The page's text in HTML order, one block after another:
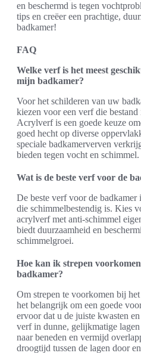
en beschermd is tegen
tips en creëer een prachtige,
badkamer!
FAQ
Welke verf is het meest
mijn badkamer?
Voor het schilderen van uw
kiezen voor een verf die
Acrylverf is een goede keuze
goed hecht op diverse
speciale badkamerverven
bieden tegen vocht en schimmel.
Wat is de beste verf voor de
De beste verf voor de badkamer
die schimmelbestendig is. Kies
acrylverf met anti-schimmel
biedt duurzaamheid en
schimmelgroei.
Hoe kan ik strepen
badkamer?
Om strepen te voorkomen bij
het belangrijk om een goede
ervoor dat u de juiste kwasten
verf in dunne, gelijkmatige
naar beneden en vermijd
droogtijd tussen de lagen door